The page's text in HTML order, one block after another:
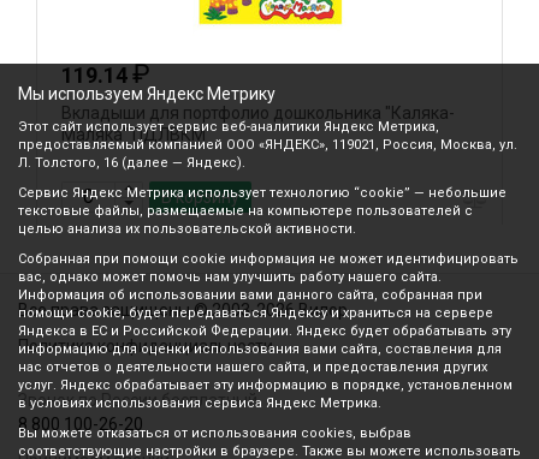
119.14₽
Вкладыши для портфолио дошкольника "Каляка-
Маляка" ПДЛВКМ
В корзину
Все права защищены © 2003-2026 Вилор
Политика конфиденциальности
Звонок по России бесплатный
8 800 100-26-20
Мы используем Яндекс Метрику
Этот сайт использует сервис веб-аналитики Яндекс Метрика,
предоставляемый компанией ООО «ЯНДЕКС», 119021, Россия, Москва, ул.
Л. Толстого, 16 (далее — Яндекс).
Сервис Яндекс Метрика использует технологию “cookie” — небольшие
текстовые файлы, размещаемые на компьютере пользователей с
целью анализа их пользовательской активности.
Собранная при помощи cookie информация не может идентифицировать
вас, однако может помочь нам улучшить работу нашего сайта.
Информация об использовании вами данного сайта, собранная при
помощи cookie, будет передаваться Яндексу и храниться на сервере
Яндекса в ЕС и Российской Федерации. Яндекс будет обрабатывать эту
информацию для оценки использования вами сайта, составления для
нас отчетов о деятельности нашего сайта, и предоставления других
услуг. Яндекс обрабатывает эту информацию в порядке, установленном
в условиях использования сервиса Яндекс Метрика.
Вы можете отказаться от использования cookies, выбрав
соответствующие настройки в браузере. Также вы можете использовать